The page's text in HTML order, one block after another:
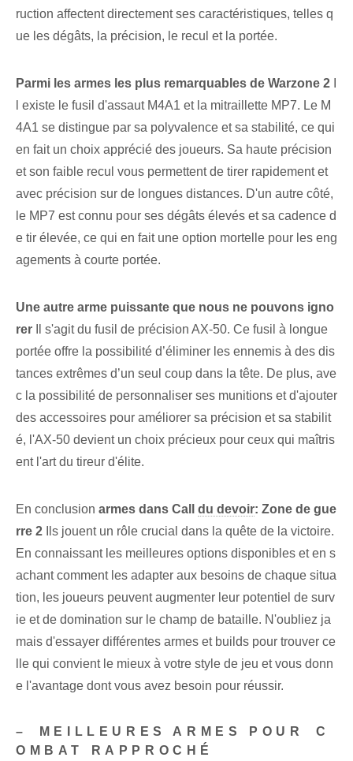
ruction affectent directement ses caractéristiques, telles q
ue les dégâts, la précision, le recul et la portée.
Parmi les armes les plus remarquables de Warzone 2
l existe le fusil d'assaut M4A1 et la mitraillette MP7. Le M
4A1 se distingue par sa polyvalence et sa stabilité, ce qui
en fait un choix apprécié des joueurs. Sa haute précision
et son faible recul vous permettent de tirer rapidement et
avec précision sur de longues distances. D'un autre côté,
le MP7 est connu pour ses dégâts élevés et sa cadence d
e tir élevée, ce qui en fait une option mortelle pour les eng
agements à courte portée.
Une autre arme puissante que nous ne pouvons igno
rer Il s'agit du fusil de précision ⁤AX-50. Ce fusil à longue
portée offre la possibilité d’éliminer les ennemis à des dis
tances extrêmes d’un seul coup dans la tête. De plus, ave
c la possibilité de personnaliser ses munitions et d'ajouter
des accessoires pour améliorer sa précision et sa stabilit
é, l'AX-50 devient un choix précieux pour ceux qui maîtris
ent l'art du tireur d'élite.
En conclusion armes dans Call⁤ du devoir: Zone de gue
rre 2 Ils jouent un rôle crucial dans la quête de la victoire.
En connaissant les meilleures options disponibles et en s
achant comment les adapter aux besoins de chaque situa
tion, les joueurs peuvent augmenter leur potentiel de surv
ie et de domination sur le champ de bataille. N'oubliez ja
mais d'essayer différentes armes et builds pour trouver ce
lle qui convient le mieux à votre style de jeu et vous donn
e l'avantage dont vous avez besoin pour réussir.
– ⁤MEILLEURES ARMES POUR ⁢C
OMBAT RAPPROCHÉ